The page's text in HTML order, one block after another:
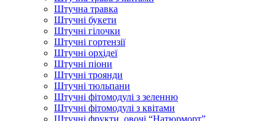
Штучна травка
Штучні букети
Штучні гілочки
Штучні гортензії
Штучні орхідеї
Штучні піони
Штучні троянди
Штучні тюльпани
Штучні фітомодулі з зеленню
Штучні фітомодулі з квітами
Штучні фрукти, овочі “Натюрморт”